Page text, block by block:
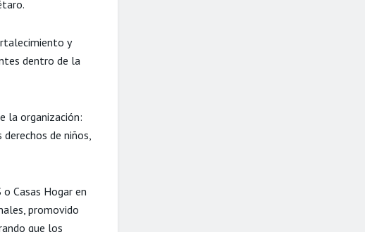
y
dentro de la
la organización:
de niños,
Casas Hogar en
promovido
que los